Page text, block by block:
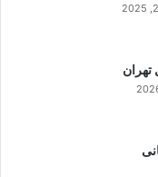
تهران